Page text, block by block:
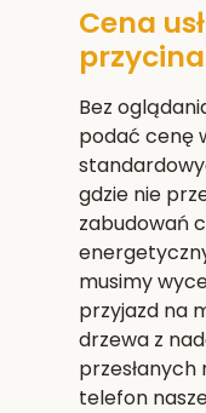
Cena
Bez
podać cenę
gdzie nie
zabudowań
musimy
przyjazd na
drzewa z
telefon